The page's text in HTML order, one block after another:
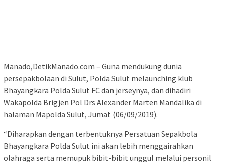
Manado,DetikManado.com – Guna mendukung dunia
persepakbolaan di Sulut, Polda Sulut melaunching klub
Bhayangkara Polda Sulut FC dan jerseynya, dan dihadiri
Wakapolda Brigjen Pol Drs Alexander Marten Mandalika di
halaman Mapolda Sulut, Jumat (06/09/2019).
“Diharapkan dengan terbentuknya Persatuan Sepakbola
Bhayangkara Polda Sulut ini akan lebih menggairahkan
olahraga serta memupuk bibit-bibit unggul melalui personil